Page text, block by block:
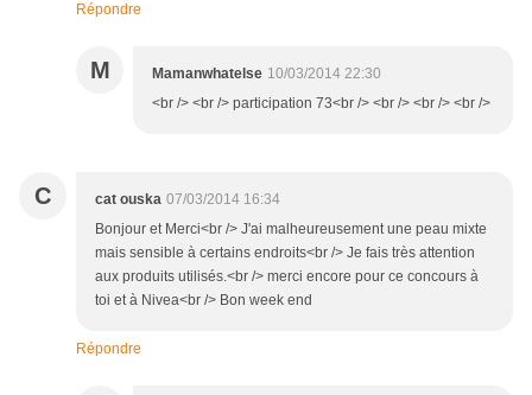
Répondre
M Mamanwhatelse 10/03/2014 22:30
<br /> <br /> participation 73<br /> <br /> <br /> <br />
C cat ouska 07/03/2014 16:34
Bonjour et Merci<br /> J'ai malheureusement une peau mixte
mais sensible à certains endroits<br /> Je fais très attention
aux produits utilisés.<br /> merci encore pour ce concours à
toi et à Nivea<br /> Bon week end
Répondre